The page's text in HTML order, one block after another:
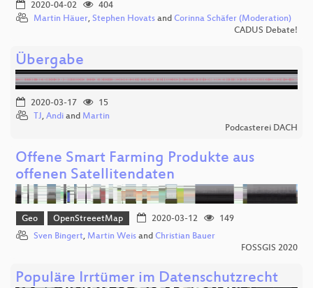
2020-04-02
404
Martin Häuer, Stephen Hovats and Corinna Schäfer (Moderation)
CADUS Debate!
Übergabe
2020-03-17
15
TJ, Andi and Martin
Podcasterei DACH
Offene Smart Farming Produkte aus
offenen Satellitendaten
Geo OpenStreeetMap 2020-03-12
149
Sven Bingert, Martin Weis and Christian Bauer
FOSSGIS 2020
Populäre Irrtümer im Datenschutzrecht